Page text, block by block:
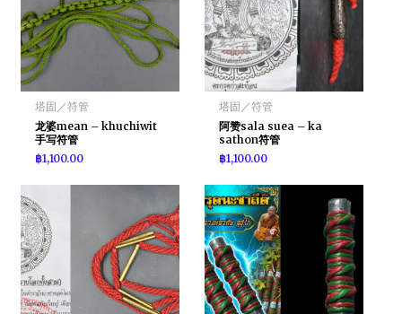
塔固／符管
龙婆mean – khuchiwit
手写符管
฿1,100.00
塔固／符管
阿赞sala suea – ka
sathon符管
฿1,100.00